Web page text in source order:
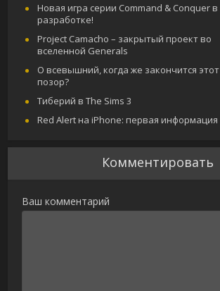
Новая игра серии Command & Conquer в
разработке!
Project Camacho – закрытый проект во
вселенной Generals
О всевышний, когда же закончится этот
позор?
Тиберий в The Sims 3
Red Alert на iPhone: первая информация
Комментировать
Ваш комментарий